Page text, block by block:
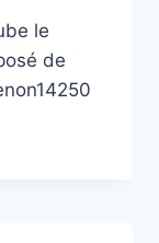
le
de